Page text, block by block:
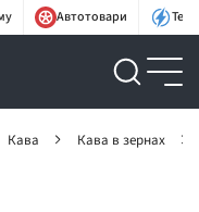
Автотовари
Кава Кава в зернах